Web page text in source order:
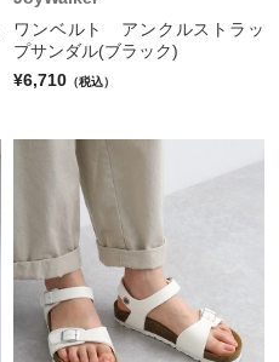
ワンベルト アンクルストラッ
プサンダル(ブラック)
¥6,710 （税込）